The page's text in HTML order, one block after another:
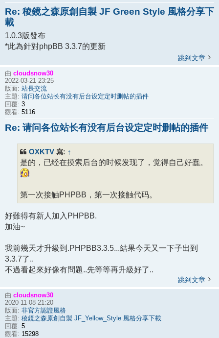
Re: 稜鏡之森原創自製 JF Green Style 風格分享下
載
1.0.3版發布
*此為針對phpBB 3.3.7的更新
跳到文章
由 cloudsnow30
2022-03-21 23:25
版面: 站長交流
主題: 请问各位站长有没有后台设定定时删帖的插件
回覆: 3
觀看: 5116
Re: 请问各位站长有没有后台设定定时删帖的插件
OXKTV 寫: ↑
是的，已经在摸索后台的时候发现了，觉得自己好蠢。
第一次接触PHPBB，第一次接触代码。
好難得有新人加入PHPBB.
加油~
我前幾天才升級到.PHPBB3.3.5...結果今天又一下子出到
3.3.7了..
不過看起來好像有問題..先等等再升級好了..
跳到文章
由 cloudsnow30
2020-11-08 21:20
版面: 非官方認證風格
主題: 稜鏡之森原創自製 JF_Yellow_Style 風格分享下載
回覆: 5
觀看: 15298